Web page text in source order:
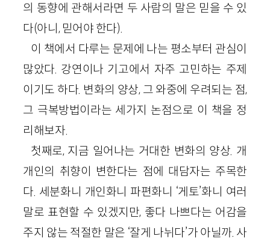
의 동향에 관해서라면 두 사람의 말은 믿을 수 있
다(아니, 믿어야 한다).
이 책에서 다루는 문제에 나는 평소부터 관심이
많았다. 강연이나 기고에서 자주 고민하는 주제
이기도 하다. 변화의 양상, 그 와중에 우려되는 점,
그 극복방법이라는 세가지 논점으로 이 책을 정
리해보자.
첫째로, 지금 일어나는 거대한 변화의 양상. 개
개인의 취향이 변한다는 점에 대담자는 주목한
다. 세분화니 개인화니 파편화니 ‘게토’화니 여러
말로 표현할 수 있겠지만, 좋다 나쁘다는 어감을
주지 않는 적절한 말은 ‘잘게 나뉘다’가 아닐까. 사